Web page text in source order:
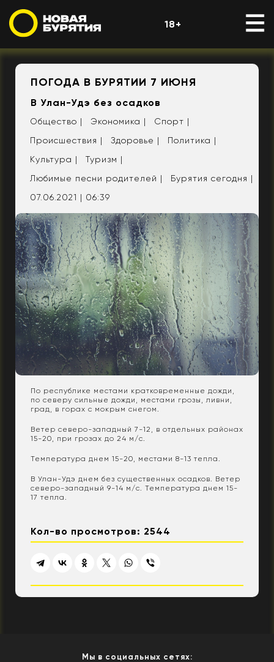
18+
ПОГОДА В БУРЯТИИ 7 ИЮНЯ
В Улан-Удэ без осадков
Общество | Экономика |
Спорт |
Происшествия |
Здоровье |
Политика |
Культура |
Туризм |
Любимые песни родителей |
Бурятия сегодня |
07.06.2021 | 06:39
По республике местами кратковременные дожди,
по северу сильные дожди, местами грозы, ливни,
град, в горах с мокрым снегом.
Ветер северо-западный 7-12, в отдельных районах
15-20, при грозах до 24 м/с.
Температура днем 15-20, местами 8-13 тепла.
В Улан-Удэ днем без существенных осадков. Ветер
северо-западный 9-14 м/с. Температура днем 15-
17 тепла.
Кол-во просмотров: 2544
Мы в социальных сетях: